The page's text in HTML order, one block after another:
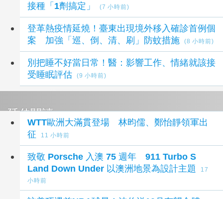
接種「1劑搞定」
(7 小時前)
登革熱疫情延燒！臺東出現境外移入確診首例個
案 加強「巡、倒、清、刷」防蚊措施
(8 小時前)
別把睡不好當日常！醫：影響工作、情緒就該接
受睡眠評估
(9 小時前)
延伸閱讀
WTT歐洲大滿貫登場 林昀儒、鄭怡靜領軍出
征
11 小時前
致敬 Porsche 入澳 75 週年 911 Turbo S
Land Down Under 以澳洲地景為設計主題
17
小時前